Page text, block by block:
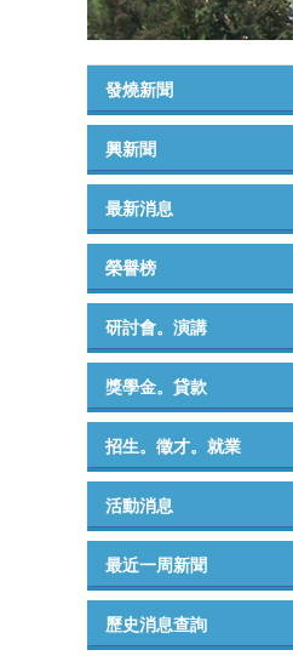
發燒新聞
興新聞
最新消息
榮譽榜
研討會。演講
獎學金。貸款
招生。徵才。就業
活動消息
最近一周新聞
歷史消息查詢